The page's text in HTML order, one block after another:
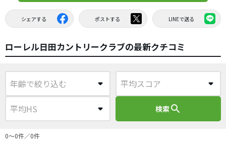
シェアする ポストする LINEで送る
ローレル日田カントリークラブの最新クチコミ
検索search
0〜0件／0件